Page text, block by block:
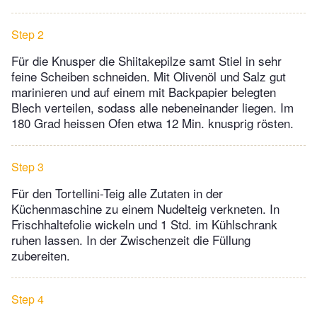
Step 2
Für die Knusper die Shiitakepilze samt Stiel in sehr
feine Scheiben schneiden. Mit Olivenöl und Salz gut
marinieren und auf einem mit Backpapier belegten
Blech verteilen, sodass alle nebeneinander liegen. Im
180 Grad heissen Ofen etwa 12 Min. knusprig rösten.
Step 3
Für den Tortellini-Teig alle Zutaten in der
Küchenmaschine zu einem Nudelteig verkneten. In
Frischhaltefolie wickeln und 1 Std. im Kühlschrank
ruhen lassen. In der Zwischenzeit die Füllung
zubereiten.
Step 4